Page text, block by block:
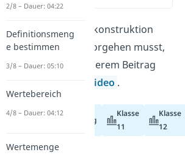
Wie du bei der Rekonstruktion
von Funktionen vorgehen musst,
erfährst du in unserem Beitrag
Video .
Abiturvorbereitung
Klasse
11
Klasse
12
2/8 – Dauer: 04:22
Definitionsmeng
e bestimmen
3/8 – Dauer: 05:10
Wertebereich
4/8 – Dauer: 04:12
Wertemenge